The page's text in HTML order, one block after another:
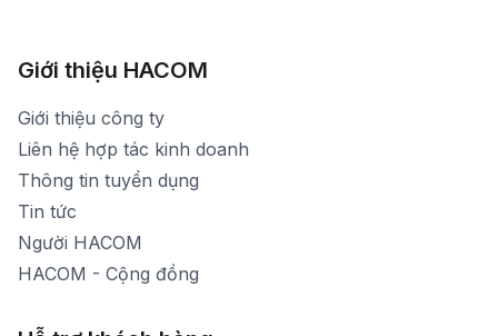
Thời gian mở cửa: Từ 8h30-19h hàng ngày
Xem bản đồ đường đi
1900 1903 (máy lẻ 159) -(028)73000322
1900 1903 (máy lẻ 160)
[email protected]
Thời gian mở cửa: Từ 8h30-20h hàng ngày
Giới thiệu HACOM
Giới thiệu công ty
Liên hệ hợp tác kinh doanh
Thông tin tuyển dụng
Tin tức
Người HACOM
HACOM - Cộng đồng